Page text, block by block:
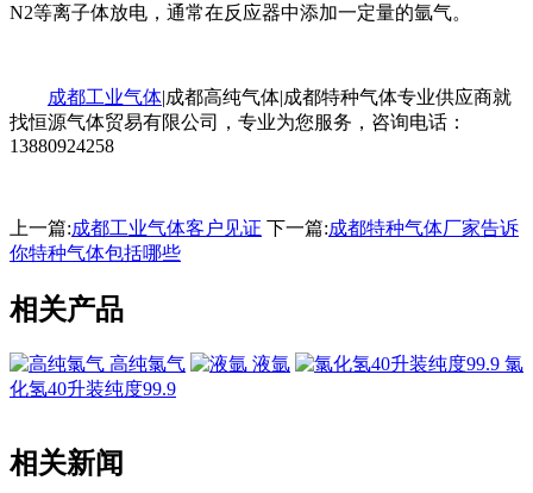
N2等离子体放电，通常在反应器中添加一定量的氩气。
成都工业气体|成都高纯气体|成都特种气体专业供应商就
找恒源气体贸易有限公司，专业为您服务，咨询电话：
13880924258
上一篇:成都工业气体客户见证 下一篇:成都特种气体厂家告诉
你特种气体包括哪些
相关产品
高纯氯气 液氩
氯
化氢40升装纯度99.9
相关新闻